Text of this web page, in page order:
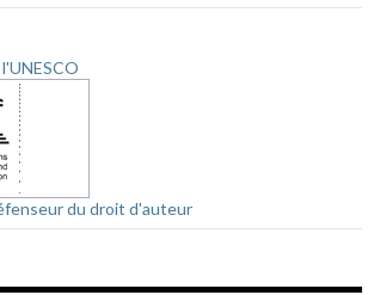
du droit d'auteur